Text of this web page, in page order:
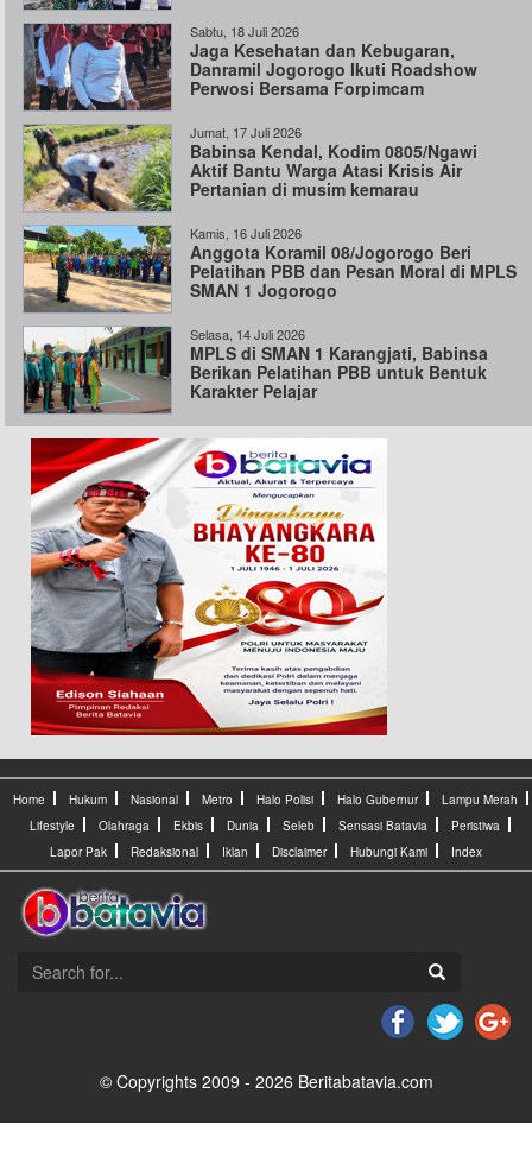
Sabtu, 18 Juli 2026
Jaga Kesehatan dan Kebugaran,
Danramil Jogorogo Ikuti Roadshow
Perwosi Bersama Forpimcam
Jumat, 17 Juli 2026
Babinsa Kendal, Kodim 0805/Ngawi
Aktif Bantu Warga Atasi Krisis Air
Pertanian di musim kemarau
Kamis, 16 Juli 2026
Anggota Koramil 08/Jogorogo Beri
Pelatihan PBB dan Pesan Moral di MPLS
SMAN 1 Jogorogo
Selasa, 14 Juli 2026
MPLS di SMAN 1 Karangjati, Babinsa
Berikan Pelatihan PBB untuk Bentuk
Karakter Pelajar
Home Hukum Nasional Metro Halo Polisi Halo Gubernur
Lampu Merah
Lifestyle
Olahraga Ekbis Dunia Seleb Sensasi Batavia
Peristiwa
Lapor Pak
Redaksional Iklan Disclaimer Hubungi Kami Index
© Copyrights 2009 - 2026 Beritabatavia.com